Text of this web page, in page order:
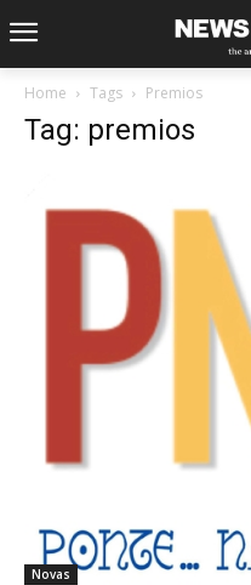
Home Tags Premios
Tag: premios
Novas